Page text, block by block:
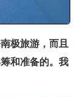
极旅游，而且
和准备的。我